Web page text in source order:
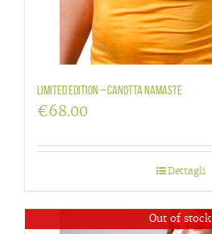
LIMITED EDITION – canotta Namaste
€68.00
Dettagli
Out of stock